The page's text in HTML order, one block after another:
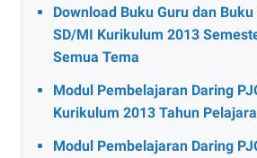
Download Buku Guru dan
SD/MI Kurikulum 2013
Semua Tema
Modul Pembelajaran Daring
Kurikulum 2013 Tahun
Modul Pembelajaran Daring